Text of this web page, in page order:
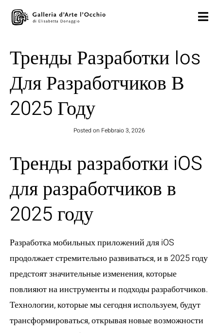
Тренды Разработки Ios
Для Разработчиков В
2025 Году
Posted on Febbraio 3, 2026
Тренды разработки iOS
для разработчиков в
2025 году
Разработка мобильных приложений для iOS
продолжает стремительно развиваться, и в 2025 году
предстоят значительные изменения, которые
повлияют на инструменты и подходы разработчиков.
Технологии, которые мы сегодня используем, будут
трансформироваться, открывая новые возможности